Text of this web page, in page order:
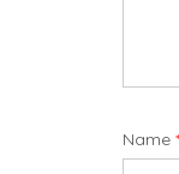
Name *